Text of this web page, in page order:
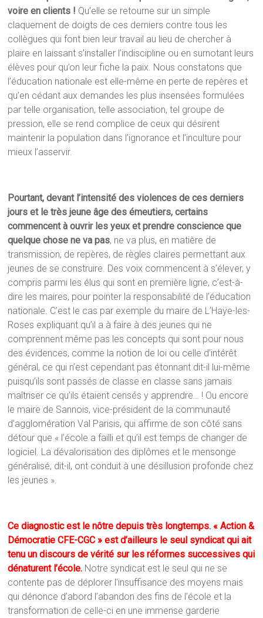
voire en clients ! Qu’elle se retourne sur un simple
claquement de doigts de ces derniers contre tous les
collègues qui font bien leur travail au lieu de chercher à
plaire en laissant s’installer l’indiscipline ou en surnotant leurs
élèves pour qu’on leur fiche la paix. Nous constatons que
l’éducation nationale est elle-même en perte de repères et
qu’en cédant aux demandes les plus insensées formulées
par telle organisation, telle association, tel groupe de
pression, elle se rend complice de ceux qui désirent
maintenir la population dans l’ignorance et l’inculture pour
mieux l’asservir.
Pourtant, devant l’intensité des violences de ces derniers
jours et le très jeune âge des émeutiers, certains
commencent à ouvrir les yeux et prendre conscience que
quelque chose ne va pas, ne va plus, en matière de
transmission, de repères, de règles claires permettant aux
jeunes de se construire. Des voix commencent à s’élever, y
compris parmi les élus qui sont en première ligne, c’est-à-
dire les maires, pour pointer la responsabilité de l’éducation
nationale. C’est le cas par exemple du maire de L’Haÿe-les-
Roses expliquant qu’il a à faire à des jeunes qui ne
comprennent même pas les concepts qui sont pour nous
des évidences, comme la notion de loi ou celle d’intérêt
général, ce qui n’est cependant pas étonnant dit-il lui-même
puisqu’ils sont passés de classe en classe sans jamais
maîtriser ce qu’ils étaient censés y apprendre… ! Ou encore
le maire de Sannois, vice-président de la communauté
d’agglomération Val Parisis, qui affirme de son côté sans
détour que « l’école a failli et qu’il est temps de changer de
logiciel. La dévalorisation des diplômes et le mensonge
généralisé, dit-il, ont conduit à une désillusion profonde chez
les jeunes ».
Ce diagnostic est le nôtre depuis très longtemps. « Action &
Démocratie CFE-CGC » est d’ailleurs le seul syndicat qui ait
tenu un discours de vérité sur les réformes successives qui
dénaturent l’école. Notre syndicat est le seul qui ne se
contente pas de déplorer l’insuffisance des moyens mais
qui dénonce d’abord l’abandon des fins de l’école et la
transformation de celle-ci en une immense garderie